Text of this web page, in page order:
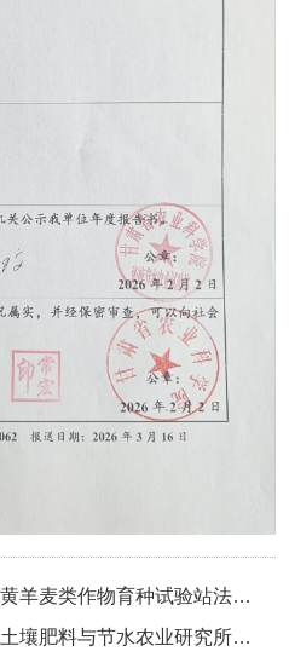
羊麦类作物育种试验站法人
壤肥料与节水农业研究所法